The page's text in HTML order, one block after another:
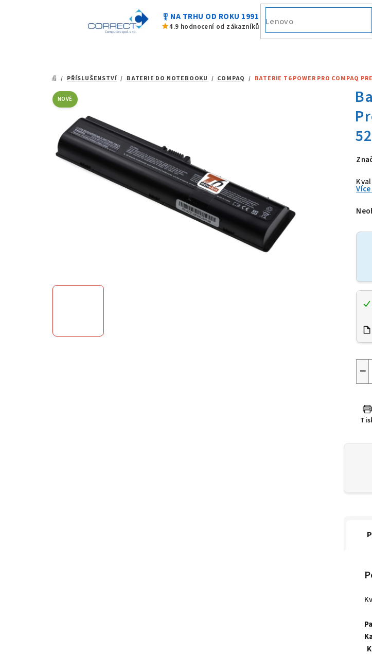
military_tech NA TRHU OD ROKU 1991
star4.9 hodnocení od zákazníků Fuj
DOMŮ
/ PŘÍSLUŠENSTVÍ / BATERIE DO NOTEBOOKU / COMPAQ / BATERIE T6 POWER PRO COMPAQ
je
−
NOVÉ
hvězdiček.